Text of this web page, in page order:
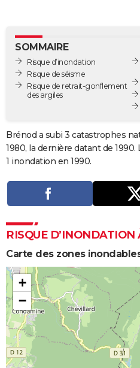
GUIDES D'ACHAT
BONS PLANS
CARTE DE VOEUX
Dictionnaire
Biographies
Citations
Expressions
Proverbes
PROGRAMME TV
COPAINS D'AVANT
S'inscrire
Se connecter
Lycées
Collèges
Primaires
Universités
Entreprises
Service militaire
Avis de recherche
AVIS DE DÉCÈS
FORUM
Bricolage
Lifestyle
Culture
Sport
Auto
Television
Voyage
Cinema
SOMMAIRE
Risque d’inondation
Risque de séisme
Risque de retrait-gonflement
des argiles
Brénod a subi 3 catastrophes
1980, la dernière datant de
1 inondation en 1990.
RISQUE
Carte des zones
+
−